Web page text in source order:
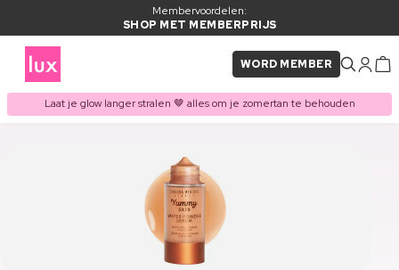
Membervoordelen:
SHOP MET MEMBERPRIJS
WORD MEMBER
Laat je glow langer stralen 🤎 alles om je zomertan te behouden